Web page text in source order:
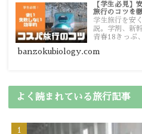
【学生必見】
旅行のコツを
学生旅行を安
説。学割、新
青春18きっぷ
banzokubiology.com
よく読まれている旅行記事